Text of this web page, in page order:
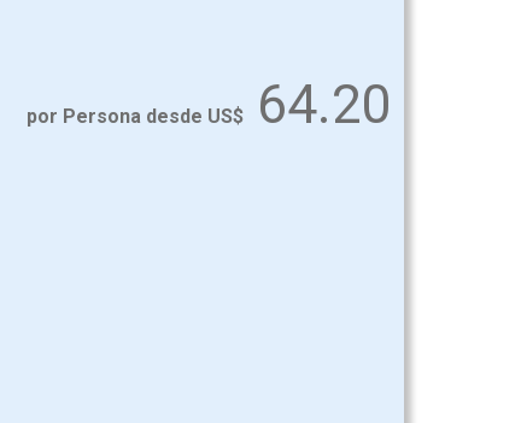
por Persona desde US$ 64.20